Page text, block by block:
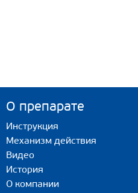
О препарате
Инструкция
Механизм действия
Видео
История
О компании